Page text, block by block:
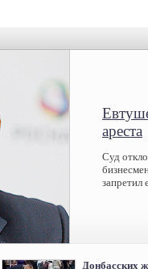
ареста
Суд
запретил
Донбасских